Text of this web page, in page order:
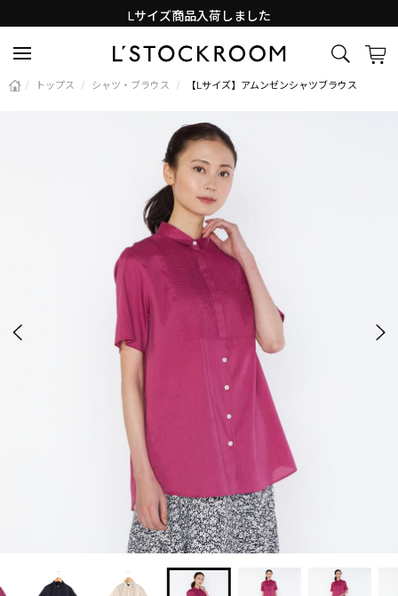
Lサイズ商品入荷しました
/ トップス / シャツ・ブラウス / 【Lサイズ】アムンゼンシャツブラウス